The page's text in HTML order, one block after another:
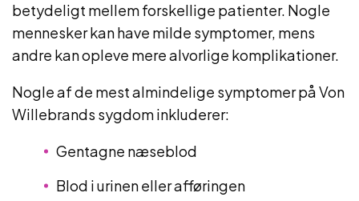
betydeligt mellem forskellige patienter. Nogle
mennesker kan have milde symptomer, mens
andre kan opleve mere alvorlige komplikationer.
Nogle af de mest almindelige symptomer på Von
Willebrands sygdom inkluderer:
Gentagne næseblod
Blod i urinen eller afføringen